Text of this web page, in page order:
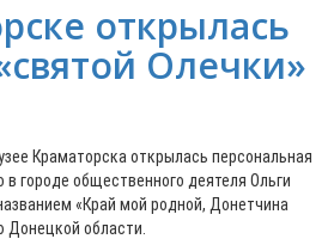
открылась
Олечки»
Краматорска открылась персональная
городе общественного деятеля Ольги
«Край мой родной, Донетчина
области.